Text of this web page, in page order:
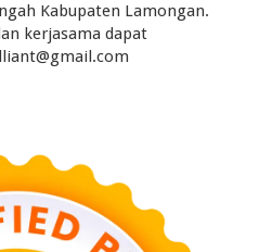
Kabupaten Lamongan.
kerjasama dapat